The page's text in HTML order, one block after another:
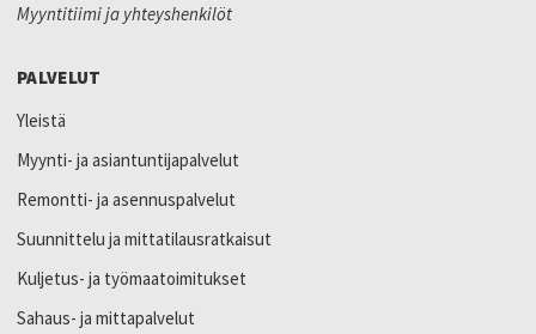
Myyntitiimi ja yhteyshenkilöt
PALVELUT
Yleistä
Myynti- ja asiantuntijapalvelut
Remontti- ja asennuspalvelut
Suunnittelu ja mittatilausratkaisut
Kuljetus- ja työmaatoimitukset
Sahaus- ja mittapalvelut